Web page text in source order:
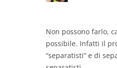
Non possono farlo,
possibile. Infatti il
“separatisti” e di